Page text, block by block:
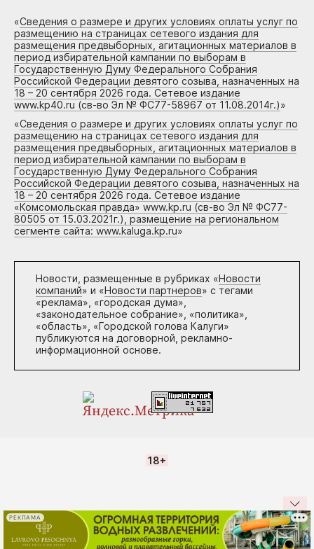
«Сведения о размере и других условиях оплаты услуг по
размещению на страницах сетевого издания для
размещения предвыборных, агитационных материалов в
период избирательной кампании по выборам в
Государственную Думу Федерального Собрания
Российской Федерации девятого созыва, назначенных на
18 – 20 сентября 2026 года. Сетевое издание
www.kp40.ru (св-во Эл № ФС77-58967 от 11.08.2014г.)»
«Сведения о размере и других условиях оплаты услуг по
размещению на страницах сетевого издания для
размещения предвыборных, агитационных материалов в
период избирательной кампании по выборам в
Государственную Думу Федерального Собрания
Российской Федерации девятого созыва, назначенных на
18 – 20 сентября 2026 года. Сетевое издание
«Комсомольская правда» www.kp.ru (св-во Эл № ФС77-
80505 от 15.03.2021г.), размещение на региональном
сегменте сайта: www.kaluga.kp.ru»
Новости, размещенные в рубриках «Новости
компаний» и «Новости партнеров» с тегами
«реклама», «городская дума»,
«законодательное собрание», «политика»,
«область», «Городской голова Калуги»
публикуются на договорной, рекламно-
информационной основе.
18+
РЕКЛАМА